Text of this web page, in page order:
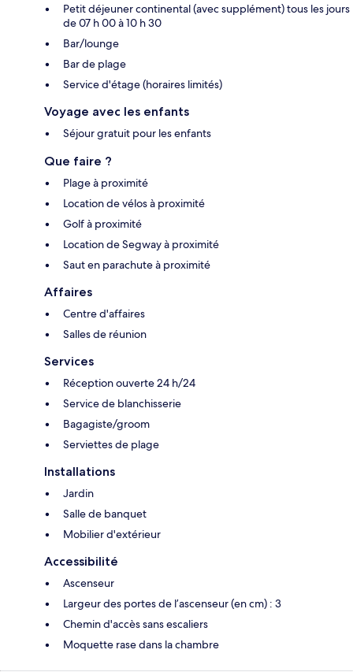
Petit déjeuner continental (avec supplément) tous les jours
de 07 h 00 à 10 h 30
Bar/lounge
Bar de plage
Service d'étage (horaires limités)
Voyage avec les enfants
Séjour gratuit pour les enfants
Que faire ?
Plage à proximité
Location de vélos à proximité
Golf à proximité
Location de Segway à proximité
Saut en parachute à proximité
Affaires
Centre d'affaires
Salles de réunion
Services
Réception ouverte 24 h/24
Service de blanchisserie
Bagagiste/groom
Serviettes de plage
Installations
Jardin
Salle de banquet
Mobilier d'extérieur
Accessibilité
Ascenseur
Largeur des portes de l’ascenseur (en cm) : 3
Chemin d'accès sans escaliers
Moquette rase dans la chambre